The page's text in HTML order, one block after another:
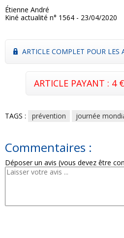
Étienne André
Kiné actualité n° 1564 - 23/04/2020
ARTICLE COMPLET POUR LES
ARTICLE PAYANT : 4 €
TAGS : prévention journée
Commentaires :
Déposer un avis (vous devez être